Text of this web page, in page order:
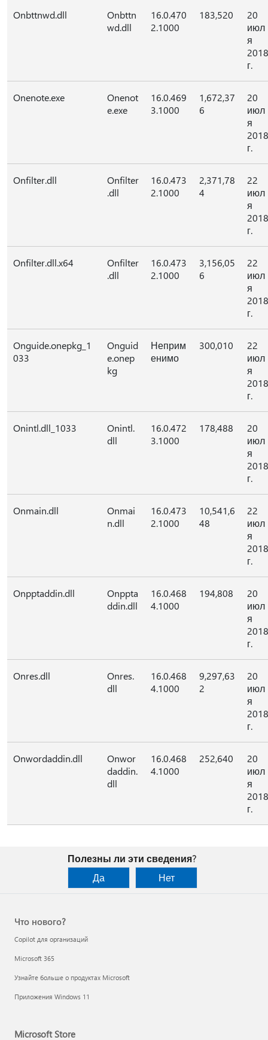
Onbttnwd.dll
Onbttn
wd.dll
16.0.470
2.1000
183,520
20
июл
я
2018
г.
Onenote.exe
Onenot
e.exe
16.0.469
3.1000
1,672,37
6
20
июл
я
2018
г.
Onfilter.dll
Onfilter
.dll
16.0.473
2.1000
2,371,78
4
22
июл
я
2018
г.
Onfilter.dll.x64
Onfilter
.dll
16.0.473
2.1000
3,156,05
6
22
июл
я
2018
г.
Onguide.onepkg_1
033
Onguid
e.onep
kg
Неприм
енимо
300,010
22
июл
я
2018
г.
Onintl.dll_1033
Onintl.
dll
16.0.472
3.1000
178,488
20
июл
я
2018
г.
Onmain.dll
Onmai
n.dll
16.0.473
2.1000
10,541,6
48
22
июл
я
2018
г.
Onpptaddin.dll
Onppta
ddin.dll
16.0.468
4.1000
194,808
20
июл
я
2018
г.
Onres.dll
Onres.
dll
16.0.468
4.1000
9,297,63
2
20
июл
я
2018
г.
Onwordaddin.dll
Onwor
daddin.
dll
16.0.468
4.1000
252,640
20
июл
я
2018
г.
Полезны ли эти сведения?
Да
Нет
Что нового?
Copilot для организаций
Microsoft 365
Узнайте больше о продуктах Microsoft
Приложения Windows 11
Microsoft Store